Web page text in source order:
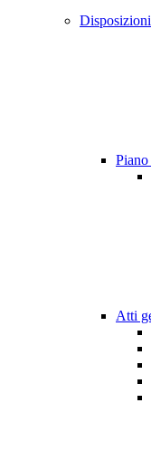
Atti